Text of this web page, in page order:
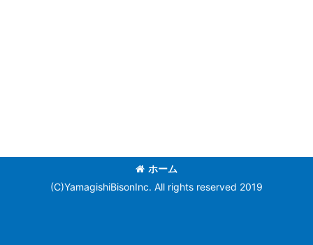
ホーム
(C)YamagishiBisonInc. All rights reserved 2019